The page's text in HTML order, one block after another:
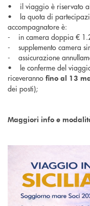
• il viaggio è riservato
• la quota di
accompagnatore è:
- in camera doppia €
- supplemento camera
- assicurazione
• le conferme del
riceveranno fino al 13
dei posti);
Maggiori info e